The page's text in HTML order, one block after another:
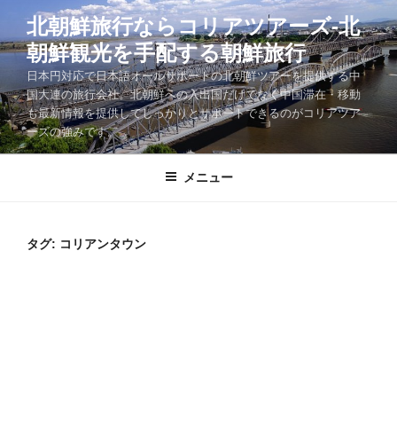
テ
ツ
へ
ス
キ
北朝鮮旅行ならコリアツアーズ-北
朝鮮観光を手配する朝鮮旅行
日本円対応で日本語オールサポートの北朝鮮ツアーを提供する中
国大連の旅行会社。北朝鮮への入出国だけでなく中国滞在・移動
も最新情報を提供してしっかりとサポートできるのがコリアツア
ーズの強みです。
メニュー
タグ: コリアンタウン